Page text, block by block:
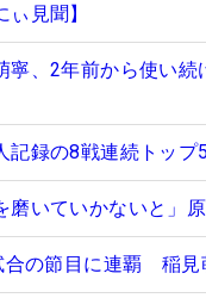
ぃ見聞】
寧、2年前から使い続
記録の8戦連続トッ
磨いていかないと」
合の節目に連覇 稲見